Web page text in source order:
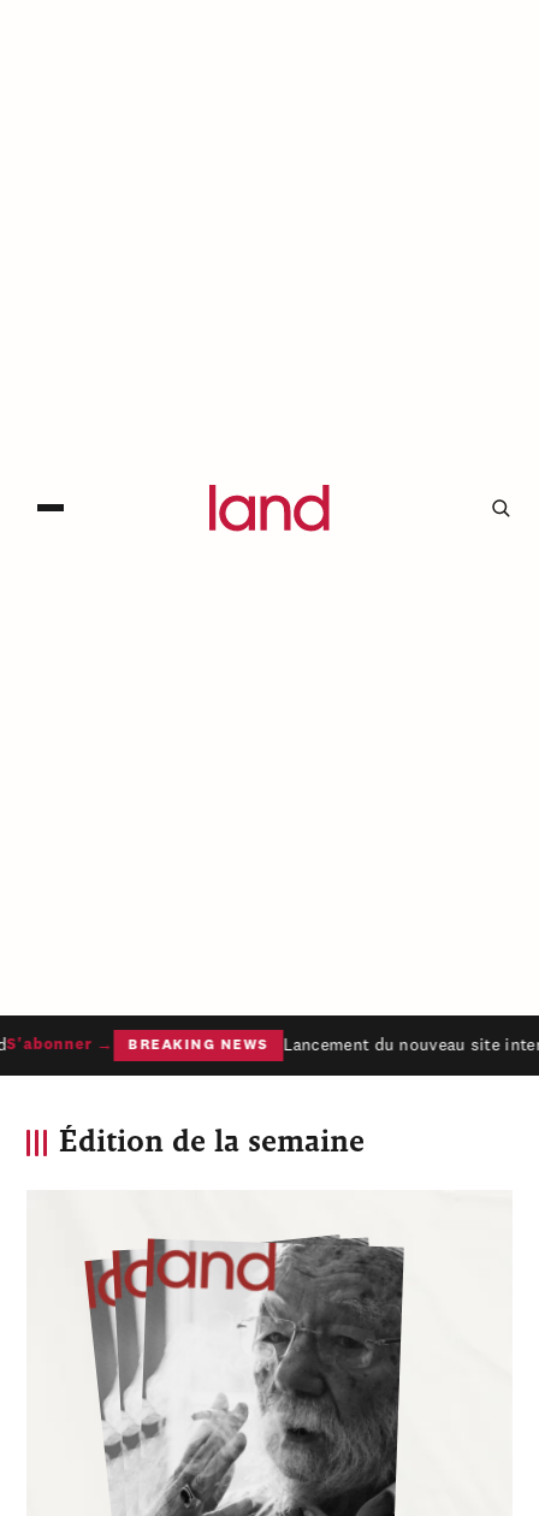
→ BREAKING NEWS Lancement du nouveau site
Édition de la semaine